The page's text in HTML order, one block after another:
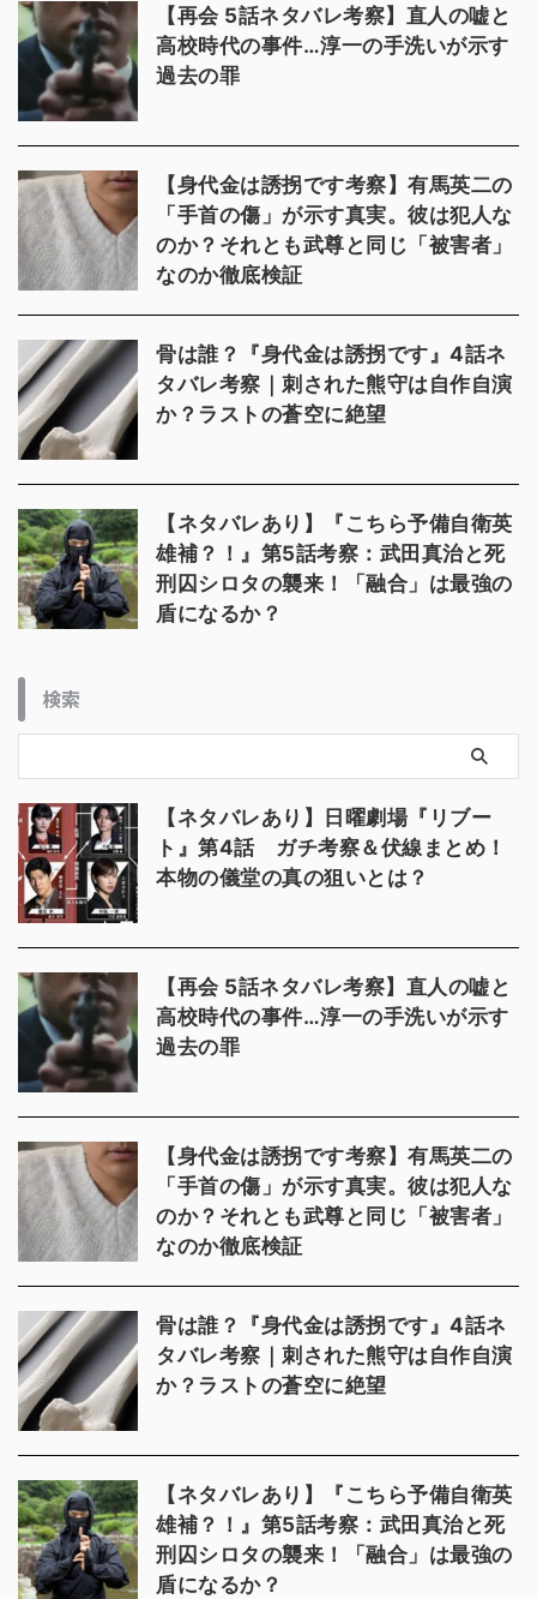
【再会 5話ネタバレ考察】直人の嘘と
高校時代の事件…淳一の手洗いが示す
過去の罪
【身代金は誘拐です考察】有馬英二の
「手首の傷」が示す真実。彼は犯人な
のか？それとも武尊と同じ「被害者」
なのか徹底検証
骨は誰？『身代金は誘拐です』4話ネ
タバレ考察｜刺された熊守は自作自演
か？ラストの蒼空に絶望
【ネタバレあり】『こちら予備自衛英
雄補？！』第5話考察：武田真治と死
刑囚シロタの襲来！「融合」は最強の
盾になるか？
検索
【ネタバレあり】日曜劇場『リブー
ト』第4話 ガチ考察＆伏線まとめ！
本物の儀堂の真の狙いとは？
【再会 5話ネタバレ考察】直人の嘘と
高校時代の事件…淳一の手洗いが示す
過去の罪
【身代金は誘拐です考察】有馬英二の
「手首の傷」が示す真実。彼は犯人な
のか？それとも武尊と同じ「被害者」
なのか徹底検証
骨は誰？『身代金は誘拐です』4話ネ
タバレ考察｜刺された熊守は自作自演
か？ラストの蒼空に絶望
【ネタバレあり】『こちら予備自衛英
雄補？！』第5話考察：武田真治と死
刑囚シロタの襲来！「融合」は最強の
盾になるか？